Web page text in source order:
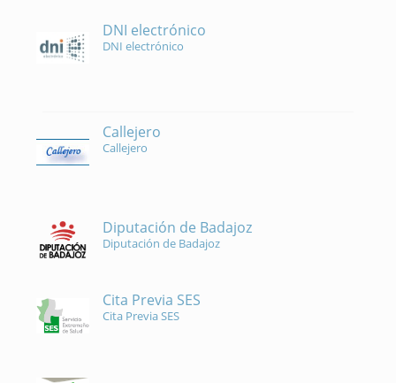
DNI electrónico
DNI electrónico
Callejero
Callejero
Diputación de Badajoz
Diputación de Badajoz
Cita Previa SES
Cita Previa SES